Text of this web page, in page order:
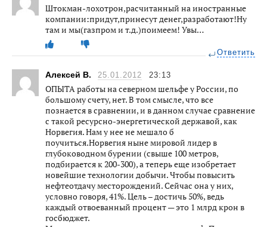
Штокман-лохотрон,расчитанный на иностранные
компании:придут,принесут денег,разработают!Ну
там и мы(газпром и т.д.)поимеем! Увы…
Ответить
Алексей В. 25.01.2012 23:13
ОПЫТА работы на северном шельфе у России, по
большому счету, нет. В том смысле, что все
познается в сравнении, и в данном случае сравнение
с такой ресурсно-энергетической державой, как
Норвегия. Нам у нее не мешало б
поучиться.Норвегия ныне мировой лидер в
глубоководном бурении (свыше 100 метров,
подбирается к 200-300), а теперь еще изобретает
новейшие технологии добычи. Чтобы повысить
нефтеотдачу месторождений. Сейчас она у них,
условно говоря, 41%. Цель – достичь 50%, ведь
каждый отвоеванный процент — это 1 млрд крон в
госбюджет.